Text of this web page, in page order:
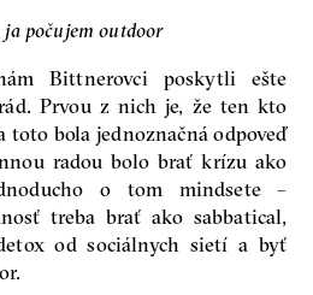
počujem outdoor
Bittnerovci poskytli ešte
Prvou z nich je, že ten kto
toto bola jednoznačná odpoveď
radou bolo brať krízu ako
o tom mindsete –
treba brať ako sabbatical,
od sociálnych sietí a byť